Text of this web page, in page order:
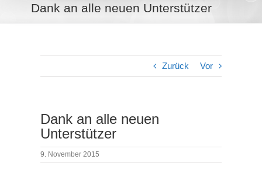
Dank an alle neuen Unterstützer
Zurück Vor
Dank an alle neuen
Unterstützer
9. November 2015